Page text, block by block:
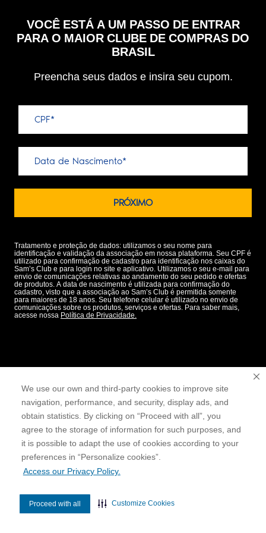
We use our own and third-party cookies to improve site
navigation, performance, and security, display ads, and
obtain statistics. By clicking on “Proceed with all”, you
agree to the storage of information for such purposes, and
it is possible to adapt the use of cookies according to your
preferences in “Personalize cookies”.
Access our Privacy Policy.
Proceed with all Customize Cookies
VOCÊ ESTÁ A UM PASSO DE ENTRAR
PARA O MAIOR CLUBE DE COMPRAS DO
BRASIL
Preencha seus dados e insira seu cupom.
Tratamento e proteção de dados: utilizamos o seu nome para
identificação e validação da associação em nossa plataforma. Seu CPF é
utilizado para confirmação de cadastro para identificação nos caixas do
Sam’s Club e para login no site e aplicativo. Utilizamos o seu e-mail para
envio de comunicações relativas ao andamento do seu pedido e ofertas
de produtos. A data de nascimento é utilizada para confirmação do
cadastro, visto que a associação ao Sam’s Club é permitida somente
para maiores de 18 anos. Seu telefone celular é utilizado no envio de
comunicações sobre os produtos, serviços e ofertas. Para saber mais,
acesse nossaPolítica de Privacidade.